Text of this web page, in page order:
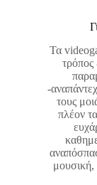
Τα
-
τους
πλέον
μουσική,